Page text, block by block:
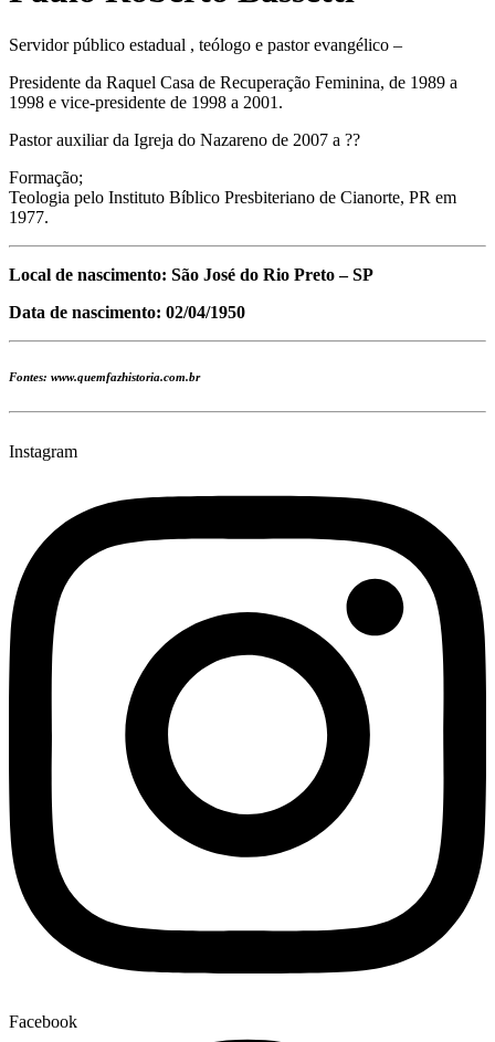
Servidor público estadual , teólogo e pastor evangélico –
Presidente da Raquel Casa de Recuperação Feminina, de 1989 a
1998 e vice-presidente de 1998 a 2001.
Pastor auxiliar da Igreja do Nazareno de 2007 a ??
Formação;
Teologia pelo Instituto Bíblico Presbiteriano de Cianorte, PR em
1977.
Local de nascimento: São José do Rio Preto – SP
Data de nascimento: 02/04/1950
Fontes: www.quemfazhistoria.com.br
Instagram
Facebook